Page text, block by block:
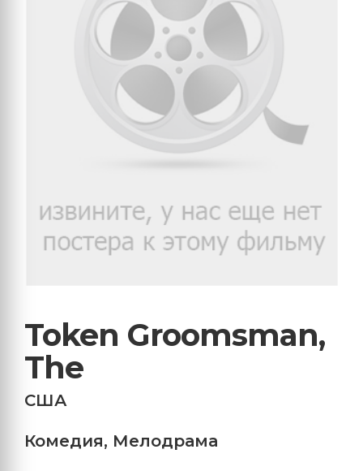
Token Groomsman,
The
США
Комедия, Мелодрама